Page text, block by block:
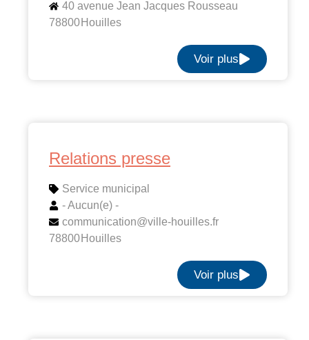
40 avenue Jean Jacques Rousseau
78800 Houilles
Voir plus
Relations presse
Service municipal
- Aucun(e) -
communication@ville-houilles.fr
78800 Houilles
Voir plus